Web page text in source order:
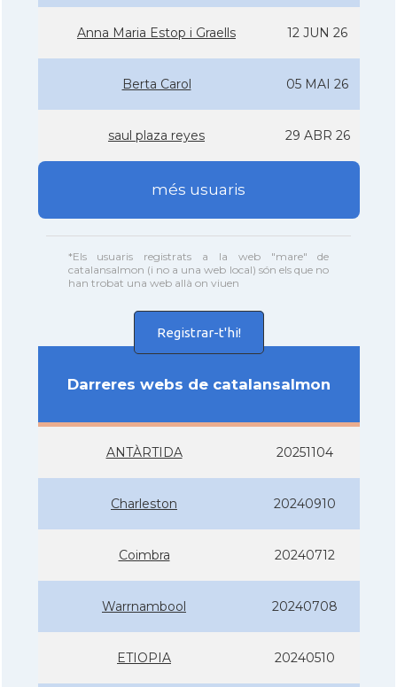
Anna Maria Estop i Graells 12 JUN 26
Berta Carol 05 MAI 26
saul plaza reyes 29 ABR 26
més usuaris
*Els usuaris registrats a la web "mare" de
catalansalmon (i no a una web local) són els que no
han trobat una web allà on viuen
Registrar-t'hi!
Darreres webs de catalansalmon
ANTÀRTIDA 20251104
Charleston 20240910
Coimbra 20240712
Warrnambool 20240708
ETIOPIA 20240510